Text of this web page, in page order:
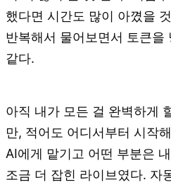
했다면 시간도 많이 아꼈을
반복해서 물어보면서 토큰을
같다.
아직 내가 모든 걸 완벽하게
만, 적어도 어디서부터 시작
AI에게 맡기고 어떤 부분은
조금 더 잡힌 라이브였다. 자